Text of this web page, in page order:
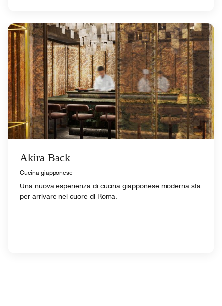
Akira Back
Cucina giapponese
Una nuova esperienza di cucina giapponese moderna sta
per arrivare nel cuore di Roma.